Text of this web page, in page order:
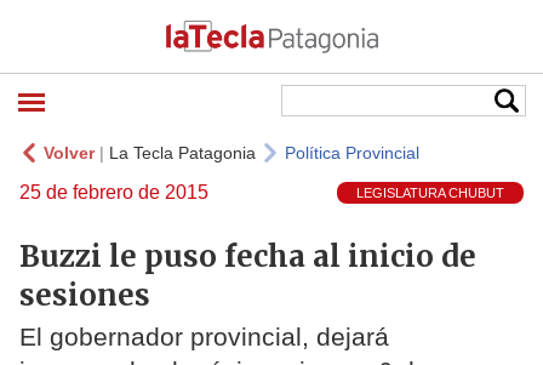
Volver| La Tecla Patagonia Política Provincial
25 de febrero de 2015 LEGISLATURA CHUBUT
Buzzi le puso fecha al inicio de
sesiones
El gobernador provincial, dejará